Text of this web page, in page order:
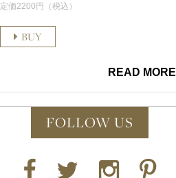
定価2200円（税込）
BUY
READ MORE
FOLLOW US